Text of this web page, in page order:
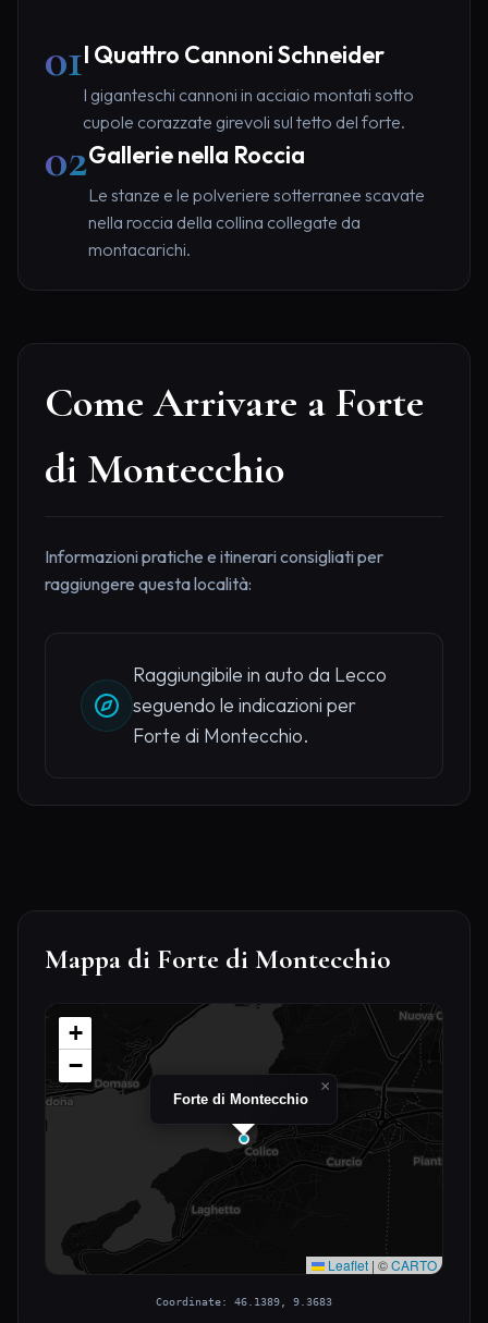
01I Quattro Cannoni Schneider
I giganteschi cannoni in acciaio montati sotto
cupole corazzate girevoli sul tetto del forte.
02Gallerie nella Roccia
Le stanze e le polveriere sotterranee scavate
nella roccia della collina collegate da
montacarichi.
Come Arrivare a Forte
di Montecchio
Informazioni pratiche e itinerari consigliati per
raggiungere questa località:
Raggiungibile in auto da Lecco
seguendo le indicazioni per
Forte di Montecchio.
Mappa di Forte di Montecchio
Forte di Montecchio
×
+
−
Leaflet | ©CARTO
Coordinate: 46.1389, 9.3683